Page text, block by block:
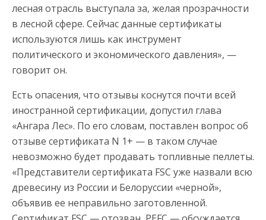
лесная отрасль выступала за, желая прозрачности
в лесной сфере. Сейчас данные сертификаты
используются лишь как инструмент
политического и экономического давления», —
говорит он.
Есть опасения, что отзывы коснутся почти всей
иностранной сертификации, допустил глава
«Ангара Лес». По его словам, поставлен вопрос об
отзыве сертификата N 1+ — в таком случае
невозможно будет продавать топливные пеллеты.
«Представители сертификата FSС уже назвали всю
древесину из России и Белоруссии «черной»,
объявив ее неправильно заготовленной.